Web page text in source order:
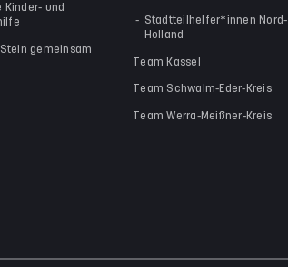
Kinder- und
gemeinsam
Stadtteilhelfer*innen Nord-
Holland
Team Kassel
Team Schwalm-Eder-Kreis
Team Werra-Meißner-Kreis